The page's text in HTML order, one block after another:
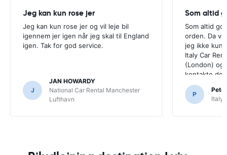
Jeg kan kun rose jer
Jeg kan kun rose jer og vil leje bil
igennem jer igen når jeg skal til England
igen. Tak for god service.
J
JAN HOWARDY
National Car Rental Manchester
Lufthavn
Som altid
Som altid
orden. Da vi
jeg ikke
Italy Car
(London) og
kontakte
P
Italy